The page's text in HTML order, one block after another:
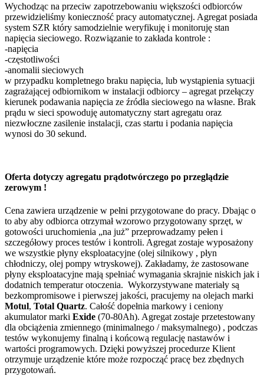
Wychodząc na przeciw zapotrzebowaniu większości odbiorców
przewidzieliśmy konieczność pracy automatycznej. Agregat posiada
system SZR który samodzielnie weryfikuję i monitoruję stan
napięcia sieciowego. Rozwiązanie to zakłada kontrole :
-napięcia
-częstotliwości
-anomalii sieciowych
w przypadku kompletnego braku napięcia, lub wystąpienia sytuacji
zagrażającej odbiornikom w instalacji odbiorcy – agregat przełączy
kierunek podawania napięcia ze źródła sieciowego na własne. Brak
prądu w sieci spowoduję automatyczny start agregatu oraz
niezwłoczne zasilenie instalacji, czas startu i podania napięcia
wynosi do 30 sekund.
Oferta dotyczy agregatu prądotwórczego po przeglądzie
zerowym !
Cena zawiera urządzenie w pełni przygotowane do pracy. Dbając o
to aby aby odbiorca otrzymał wzorowo przygotowany sprzęt, w
gotowości uruchomienia „na już” przeprowadzamy pełen i
szczegółowy proces testów i kontroli. Agregat zostaje wyposażony
we wszystkie płyny eksploatacyjne (olej silnikowy , płyn
chłodniczy, olej pompy wtryskowej). Zakładamy, że zastosowane
płyny eksploatacyjne mają spełniać wymagania skrajnie niskich jak i
dodatnich temperatur otoczenia. Wykorzystywane materiały są
bezkompromisowe i pierwszej jakości, pracujemy na olejach marki
Motul, Total Quartz. Całość dopełnia markowy i ceniony
akumulator marki Exide (70-80Ah). Agregat zostaje przetestowany
dla obciążenia zmiennego (minimalnego / maksymalnego) , podczas
testów wykonujemy finalną i końcową regulację nastawów i
wartości programowych. Dzięki powyższej procedurze Klient
otrzymuje urządzenie które może rozpocząć pracę bez zbędnych
przygotowań.